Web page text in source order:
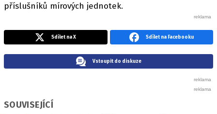
příslušníků mírových jednotek.
Sdílet na X Sdílet na Facebooku
Vstoupit do diskuze
SOUVISEJÍCÍ